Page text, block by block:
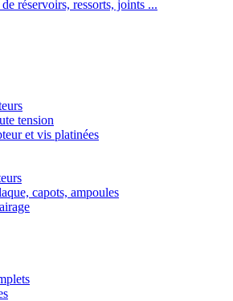
réservoirs, ressorts, joints ...
tension
et vis platinées
capots, ampoules